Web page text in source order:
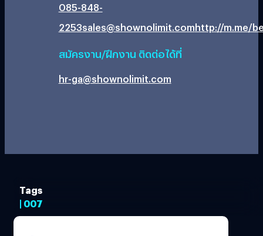
085-848-
2253sales@shownolimit.comhttp://m.me/
สมัครงาน/ฝึกงาน ติดต่อได้ที่
hr-ga@shownolimit.com
Tags
| 007